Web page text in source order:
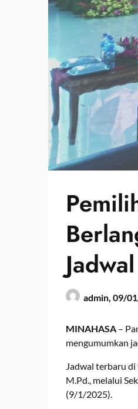
admin, 09/
MINAHASA –
mengumumkan
Jadwal terbaru
M.Pd., melalui
(9/1/2025).